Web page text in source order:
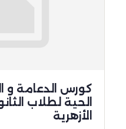
كورس الدعامة و
الحية لطلاب
الأزهرية